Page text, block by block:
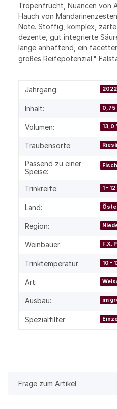
Tropenfrucht, Nuancen von
Hauch von
Note. Stoffig, komplex, zarte
dezente, gut integrierte
lange anhaftend, ein
großes Reifepotenzial."
Produkteigenschaft
Wert
Jahrgang: 2022
Inhalt: 0,75
Volumen: 13,0
Traubensorte:
Passend zu einer
Speise:
Fisch
Trinkreife: 1 -
Land:
Region:
Weinbauer: F.X.
Trinktemperatur: 10 -
Art:
Ausbau: im
Spezialfilter:
Frage zum Artikel